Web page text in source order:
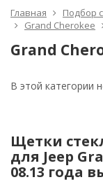
Главная Подбор
Grand Cherokee
Grand
В этой категории
Щетки
для Jeep
08.13 года